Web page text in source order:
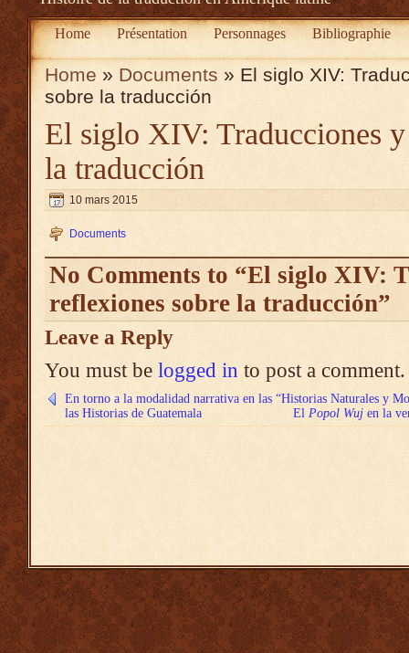
Home Présentation Personnages Bibliographie
Home » Documents » El siglo XIV:
sobre la traducción
El siglo XIV: Traducciones
la traducción
10 mars 2015
Documents
No Comments to “El siglo XIV:
reflexiones sobre la traducción”
Leave a Reply
You must be logged in to post a comment.
En torno a la modalidad narrativa en las “Historias Naturales y
las Historias de Guatemala
El Popol Wuj en la